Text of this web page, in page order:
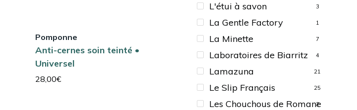
Pomponne
Anti-cernes soin teinté •
Universel
28,00€
L'étui à savon 3
La Gentle Factory 1
La Minette 7
Laboratoires de Biarritz 4
Lamazuna 21
Le Slip Français 25
Les Chouchous de Romane
2